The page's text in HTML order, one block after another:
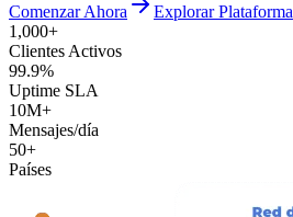
Comenzar Ahora
Explorar Plataforma
1,000+
Clientes Activos
99.9%
Uptime SLA
10M+
Mensajes/día
50+
Países